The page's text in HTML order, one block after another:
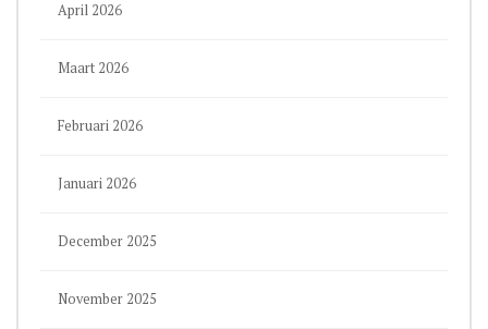
April 2026
Maart 2026
Februari 2026
Januari 2026
December 2025
November 2025